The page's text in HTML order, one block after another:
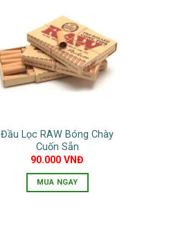
Đầu Lọc RAW Bóng Chày
Cuốn Sẵn
90.000VNĐ
MUA NGAY